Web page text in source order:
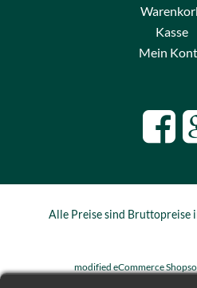
Kasse
Mein
Alle Preise sind Bruttopreise
modified eCommerce